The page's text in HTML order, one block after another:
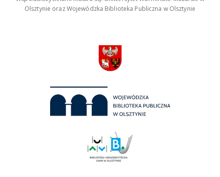
Olsztynie oraz Wojewódzka Biblioteka Publiczna w Olsztynie